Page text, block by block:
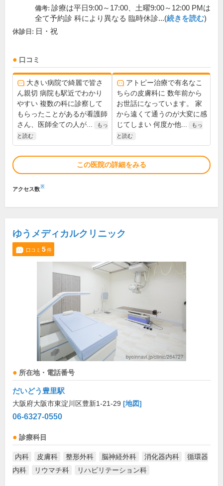
備考: 診療は平日9:00～17:00、土曜9:00～12:00 PMは
全て予約診 科により異なる 臨時休診...(続きを読む)
休診日: 日・祝
口コミ
大きい病院で綺麗で皆さ
ん親切 病院も駅近でわかり
やすい 複数の科に診察して
もらったことがあるが看護師
さん、医師全ての人が...
もっ
と読む
アトピー治療で有名なこ
ちらの皮膚科に 数年前から
お世話になっています。 家
から遠くて通うのが大変に感
じてしまい 何度か他...
もっ
と読む
この医院の詳細をみる
アクセス数※
ゆうメディカルクリニック
口コミ 5件
所在地・電話番号
だいどう豊里駅
大阪府大阪市東淀川区豊新1-21-29 [地図]
06-6327-0550
診療科目
内科 皮膚科 整形外科 脳神経外科 消化器内科
循環器
内科
リウマチ科 リハビリテーション科